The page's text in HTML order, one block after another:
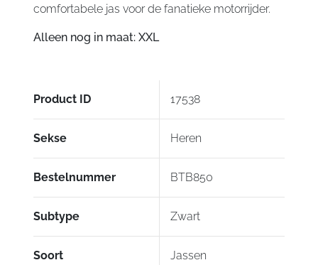
comfortabele jas voor de fanatieke motorrijder.
Alleen nog in maat: XXL
Product ID 17538
Sekse Heren
Bestelnummer BTB850
Subtype Zwart
Soort Jassen